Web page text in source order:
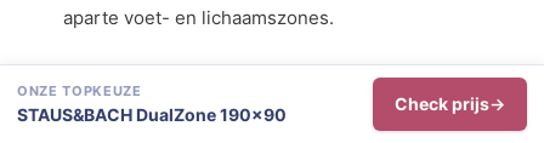
aparte voet- en lichaamszones.
Voor een 2-persoonsbed waarbij je
elk je eigen temperatuur wilt
ONZE TOPKEUZE
STAUS&BACH DualZone 190×90 Check prijs